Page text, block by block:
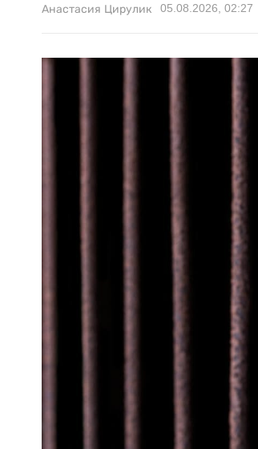
Анастасия Цирулик 05.08.2026, 02:27